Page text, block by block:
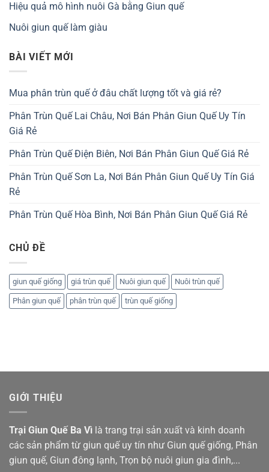
Hiệu quả mô hình nuôi Gà bằng Giun quế
Nuôi giun quế làm giàu
BÀI VIẾT MỚI
Mua phân trùn quế ở đâu chất lượng tốt và giá rẻ?
Phân Trùn Quế Lai Châu, Nơi Bán Phân Giun Quế Uy Tín
Giá Rẻ
Phân Trùn Quế Điện Biên, Nơi Bán Phân Giun Quế Giá Rẻ
Phân Trùn Quế Sơn La, Nơi Bán Phân Giun Quế Uy Tín Giá
Rẻ
Phân Trùn Quế Hòa Bình, Nơi Bán Phân Giun Quế Giá Rẻ
CHỦ ĐỀ
giun quế giống giá trùn quế Nuôi giun quế Nuôi trùn quế
Phân giun quế phân trùn quế trùn quế giống
GIỚI THIỆU
Trại Giun Quế Ba Vì là trang trại sản xuất và kinh doanh
các sản phẩm từ giun quế uy tín như Giun quế giống, Phân
giun quế, Giun đông lạnh, Trọn bộ nuôi giun gia đình,...